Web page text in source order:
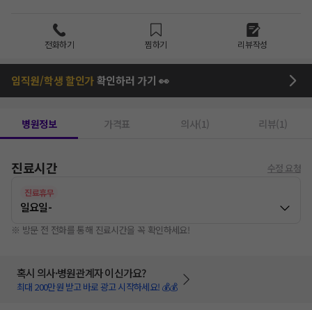
전화하기 찜하기 리뷰작성
임직원/학생 할인가확인하러 가기 👀
병원정보 가격표 의사(1) 리뷰(1)
진료시간 수정 요청
진료휴무
일요일-
※ 방문 전 전화를 통해 진료시간을 꼭 확인하세요!
혹시 의사·병원관계자 이신가요?
최대 200만원 받고 바로 광고 시작하세요! 💰💰